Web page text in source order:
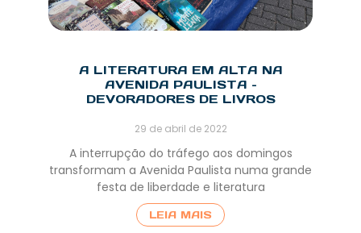
A LITERATURA EM ALTA NA
AVENIDA PAULISTA –
DEVORADORES DE LIVROS
29 de abril de 2022
A interrupção do tráfego aos domingos
transformam a Avenida Paulista numa grande
festa de liberdade e literatura
LEIA MAIS